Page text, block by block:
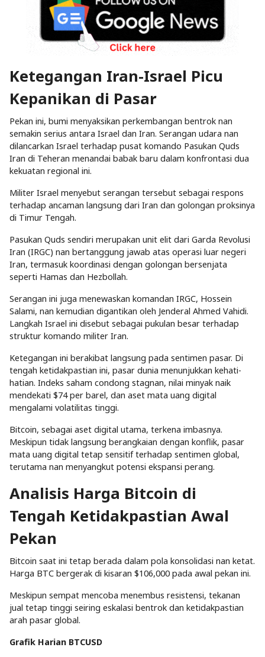
Ketegangan Iran-Israel Picu
Kepanikan di Pasar
Pekan ini, bumi menyaksikan perkembangan bentrok nan
semakin serius antara Israel dan Iran. Serangan udara nan
dilancarkan Israel terhadap pusat komando Pasukan Quds
Iran di Teheran menandai babak baru dalam konfrontasi dua
kekuatan regional ini.
Militer Israel menyebut serangan tersebut sebagai respons
terhadap ancaman langsung dari Iran dan golongan proksinya
di Timur Tengah.
Pasukan Quds sendiri merupakan unit elit dari Garda Revolusi
Iran (IRGC) nan bertanggung jawab atas operasi luar negeri
Iran, termasuk koordinasi dengan golongan bersenjata
seperti Hamas dan Hezbollah.
Serangan ini juga menewaskan komandan IRGC, Hossein
Salami, nan kemudian digantikan oleh Jenderal Ahmed Vahidi.
Langkah Israel ini disebut sebagai pukulan besar terhadap
struktur komando militer Iran.
Ketegangan ini berakibat langsung pada sentimen pasar. Di
tengah ketidakpastian ini, pasar dunia menunjukkan kehati-
hatian. Indeks saham condong stagnan, nilai minyak naik
mendekati $74 per barel, dan aset mata uang digital
mengalami volatilitas tinggi.
Bitcoin, sebagai aset digital utama, terkena imbasnya.
Meskipun tidak langsung berangkaian dengan konflik, pasar
mata uang digital tetap sensitif terhadap sentimen global,
terutama nan menyangkut potensi ekspansi perang.
Analisis Harga Bitcoin di
Tengah Ketidakpastian Awal
Pekan
Bitcoin saat ini tetap berada dalam pola konsolidasi nan ketat.
Harga BTC bergerak di kisaran $106,000 pada awal pekan ini.
Meskipun sempat mencoba menembus resistensi, tekanan
jual tetap tinggi seiring eskalasi bentrok dan ketidakpastian
arah pasar global.
Grafik Harian BTCUSD